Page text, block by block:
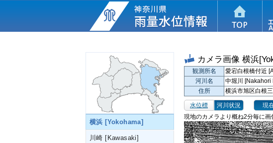
横浜 [Yokohama]
川崎 [Kawasaki]
カメラ画像 横浜
観測所名
愛宕白根橋付近
河川名
中堀川 [Nakahori
住所
横浜市旭区白根
水位標 河川状況 現
現地のカメラより概ね2分毎に画